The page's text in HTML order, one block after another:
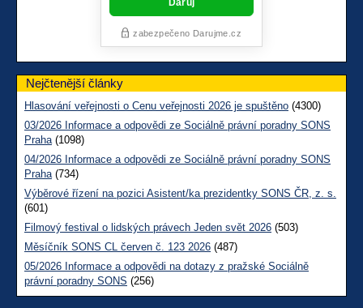
Nejčtenější články
Hlasování veřejnosti o Cenu veřejnosti 2026 je spuštěno (4300)
03/2026 Informace a odpovědi ze Sociálně právní poradny SONS
Praha(1098)
04/2026 Informace a odpovědi ze Sociálně právní poradny SONS
Praha(734)
Výběrové řízení na pozici Asistent/ka prezidentky SONS ČR, z. s.
(601)
Filmový festival o lidských právech Jeden svět 2026 (503)
Měsíčník SONS CL červen č. 123 2026 (487)
05/2026 Informace a odpovědi na dotazy z pražské Sociálně
právní poradny SONS (256)